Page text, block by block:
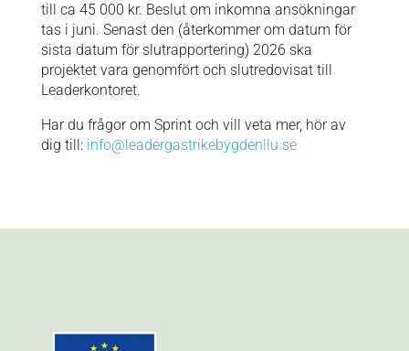
till ca 45 000 kr. Beslut om inkomna ansökningar
tas i juni. Senast den (återkommer om datum för
sista datum för slutrapportering) 2026 ska
projektet vara genomfört och slutredovisat till
Leaderkontoret.
Har du frågor om Sprint och vill veta mer, hör av
dig till: info@leadergastrikebygdenllu.se